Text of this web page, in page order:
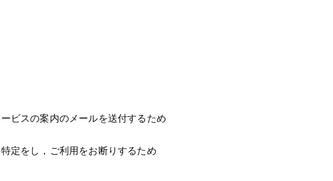
ビスの案内のメールを送付するため
定をし，ご利用をお断りするため